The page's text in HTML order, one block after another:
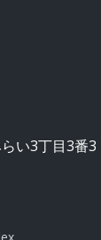
い3丁目3番3